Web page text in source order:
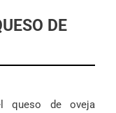
DE
queso de oveja